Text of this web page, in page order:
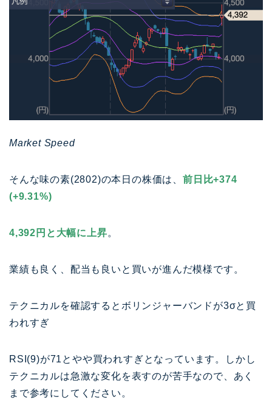
Market Speed
そんな味の素(2802)の本日の株価は、 前日比+374
(+9.31%)
4,392円と大幅に上昇。
業績も良く、配当も良いと買いが進んだ模様です。
テクニカルを確認するとボリンジャーバンドが3σと買
われすぎ
RSI(9)が71とやや買われすぎとなっています。しかし
テクニカルは急激な変化を表すのが苦手なので、あく
まで参考にしてください。